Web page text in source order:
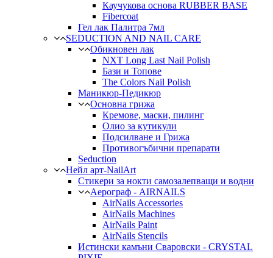
Каучукова основа RUBBER BASE
Fibercoat
Гел лак Палитра 7мл
SEDUCTION AND NAIL CARE
Обикновен лак
NXT Long Last Nail Polish
Бази и Топове
The Colors Nail Polish
Маникюр-Педикюр
Основна грижа
Кремове, маски, пилинг
Олио за кутикули
Подсилване и Грижа
Противогъбични препарати
Seduction
Нейл арт-NailArt
Стикери за нокти самозалепващи и водни
Аерограф - AIRNAILS
AirNails Accessories
AirNails Machines
AirNails Paint
AirNails Stencils
Истински камъни Сваровски - CRYSTAL